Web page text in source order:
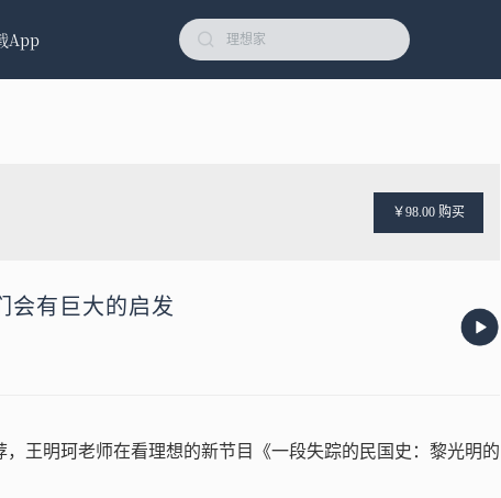
App
￥98.00 购买
会有巨大的启发
王明珂老师在看理想的新节目《一段失踪的民国史：黎光明的